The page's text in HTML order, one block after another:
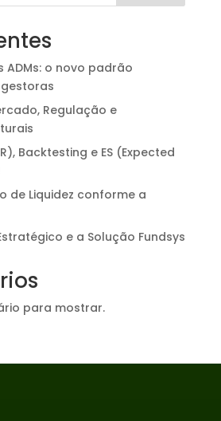
ADMs: o novo padrão
Regulação e
Backtesting e ES (Expected
de Liquidez conforme a
e a Solução Fundsys
para mostrar.